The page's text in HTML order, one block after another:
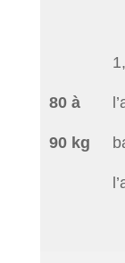
80 à
90 kg